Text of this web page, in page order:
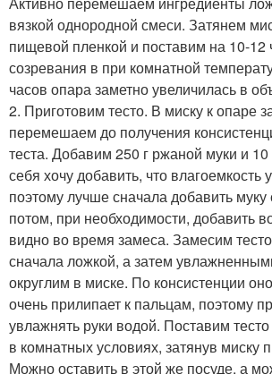
вязкой однородной смеси. Затянем
пищевой пленкой и поставим на 10-12
созревания в при комнатной
часов опара заметно увеличилась в
2. Приготовим тесто. В миску к опаре
перемешаем до получения
теста. Добавим 250 г ржаной муки и 10
себя хочу добавить, что влагоемкость
поэтому лучше сначала добавить муку
потом, при необходимости, добавить
видно во время замеса. Замесим
сначала ложкой, а затем
округлим в миске. По консистенции
очень прилипает к пальцам, поэтому
увлажнять руки водой. Поставим
в комнатных условиях, затянув миску
Можно оставить в этой же посуде, а